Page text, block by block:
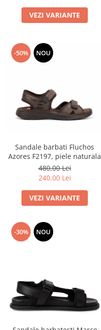
VEZI VARIANTE
-50% NOU
Sandale barbati Fluchos
Azores F2197, piele naturala
480,00 Lei
240,00 Lei
VEZI VARIANTE
-30% NOU